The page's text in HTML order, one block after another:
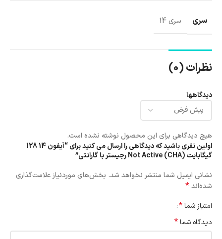
سری سری 14
نظرات (0)
دیدگاهها
هیچ دیدگاهی برای این محصول نوشته نشده است.
اولین نفری باشید که دیدگاهی را ارسال می کنید برای “آیفون 14 128
گیگابایت (CHA) Not Active رجیستر با گارانتی”
نشانی ایمیل شما منتشر نخواهد شد. بخش‌های موردنیاز علامت‌گذاری
شده‌اند*
امتیاز شما*
دیدگاه شما*